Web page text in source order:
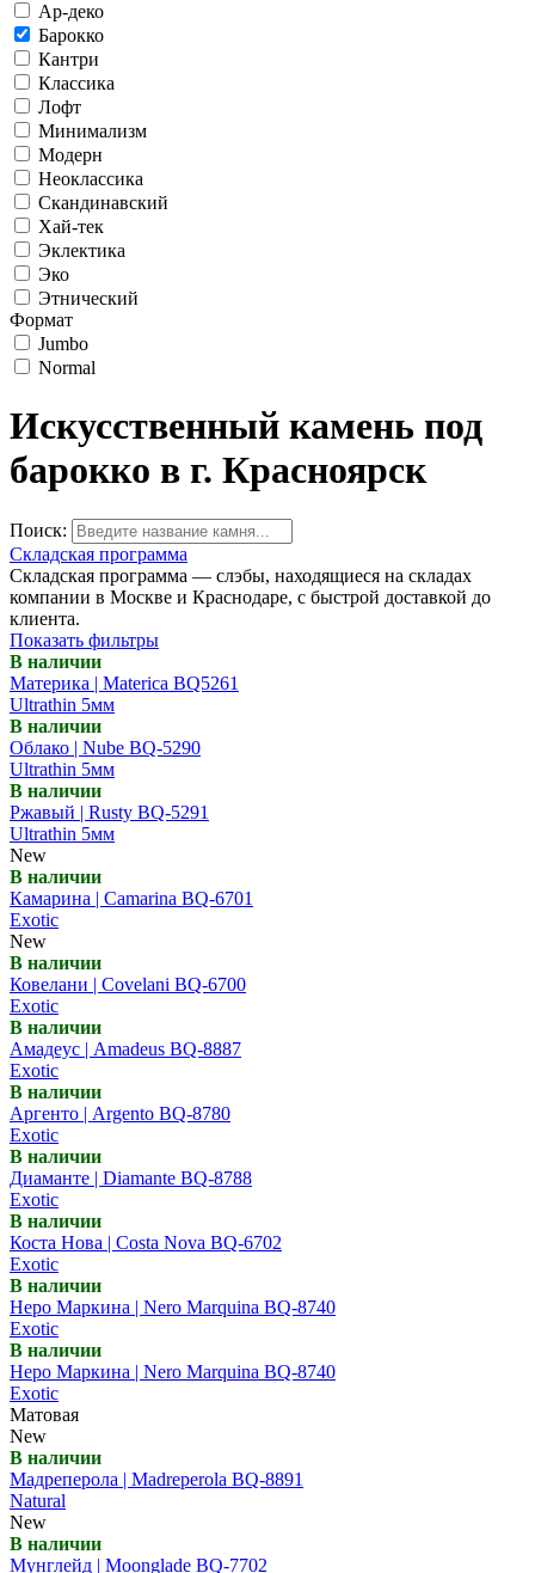
Ар-деко
Барокко
Кантри
Классика
Лофт
Минимализм
Модерн
Неоклассика
Скандинавский
Хай-тек
Эклектика
Эко
Этнический
Формат
Jumbo
Normal
Искусственный камень под
барокко в г. Красноярск
Поиск:
Складская программа
Складская программа — слэбы, находящиеся на складах
компании в Москве и Краснодаре, с быстрой доставкой до
клиента.
Показать фильтры
В наличии
Материка | Materica BQ5261
Ultrathin 5мм
В наличии
Облако | Nube BQ-5290
Ultrathin 5мм
В наличии
Ржавый | Rusty BQ-5291
Ultrathin 5мм
New
В наличии
Камарина | Camarina BQ-6701
Exotic
New
В наличии
Ковелани | Covelani BQ-6700
Exotic
В наличии
Амадеус | Amadeus BQ-8887
Exotic
В наличии
Аргенто | Argento BQ-8780
Exotic
В наличии
Диаманте | Diamante BQ-8788
Exotic
В наличии
Коста Нова | Costa Nova BQ-6702
Exotic
В наличии
Неро Маркина | Nero Marquina BQ-8740
Exotic
В наличии
Неро Маркина | Nero Marquina BQ-8740
Exotic
Матовая
New
В наличии
Мадреперола | Madreperola BQ-8891
Natural
New
В наличии
Мунглейд | Moonglade BQ-7702